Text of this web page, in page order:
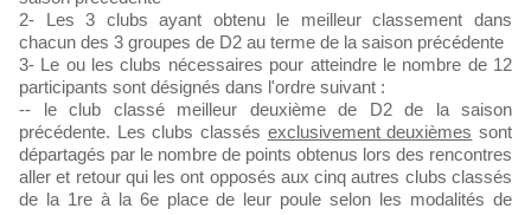
2- Les 3 clubs ayant obtenu le meilleur classement dans
chacun des 3 groupes de D2 au terme de la saison précédente
3- Le ou les clubs nécessaires pour atteindre le nombre de 12
participants sont désignés dans l'ordre suivant :
-- le club classé meilleur deuxième de D2 de la saison
précédente. Les clubs classés exclusivement deuxièmes sont
départagés par le nombre de points obtenus lors des rencontres
aller et retour qui les ont opposés aux cinq autres clubs classés
de la 1re à la 6e place de leur poule selon les modalités de